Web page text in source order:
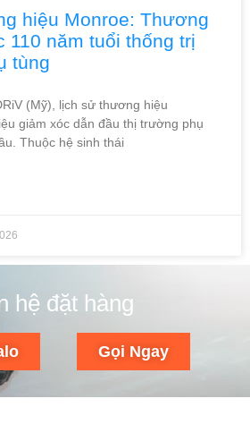
hiệu Monroe: Thương
110 năm tuổi thống trị
tùng
(Mỹ), lịch sử thương hiệu
giảm xóc dẫn đầu thị trường phụ
Thuộc hệ sinh thái
hệ đặt hàng
Gọi Ngay